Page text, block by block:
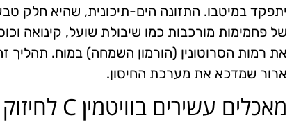
יתפקד במיטבו. התזונה הים-תיכונית, שהיא חלק
של פחמימות מורכבות כמו שיבולת שועל, קינואה
את רמות הסרוטונין (הורמון השמחה) במוח. תהליך
ארור שמדכא את מערכת החיסון.
מאכלים עשירים בוויטמין C לחיזוק מערכת החיסון